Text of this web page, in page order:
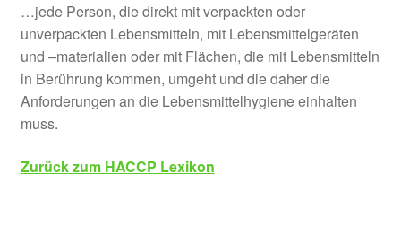
…jede Person, die direkt mit verpackten oder
unverpackten Lebensmitteln, mit Lebensmittelgeräten
und –materialien oder mit Flächen, die mit Lebensmitteln
in Berührung kommen, umgeht und die daher die
Anforderungen an die Lebensmittelhygiene einhalten
muss.
Zurück zum HACCP Lexikon